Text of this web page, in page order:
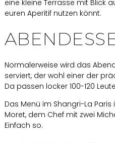
eine kleine Terrasse mit Blick
euren Aperitif nutzen könnt.
Normalerweise wird das
serviert, der wohl einer der
Da passen locker 100-120
Das Menü im Shangri-La
Moret, dem Chef mit zwei
Einfach so.